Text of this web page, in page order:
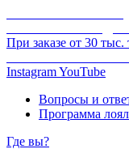
При заказе от 30 тыс.
InstagramYouTube
Вопросы и
Программа
Где вы?